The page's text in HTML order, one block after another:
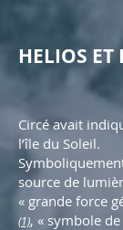
HELIOS ET
Circé avait
l’île du Soleil.
source de
« grande force
(1), « symbole